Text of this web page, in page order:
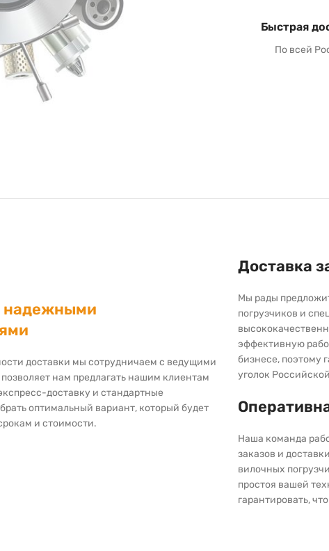
Быстрая
По всей
надежными
доставки мы сотрудничаем с ведущими
нам предлагать нашим клиентам
доставку и стандартные
оптимальный вариант, который будет
и стоимости.
Доставка
Мы рады
погрузчиков и
эффективную
бизнесе, поэтому
уголок
Наша команда
заказов и
вилочных
простоя вашей
гарантировать,